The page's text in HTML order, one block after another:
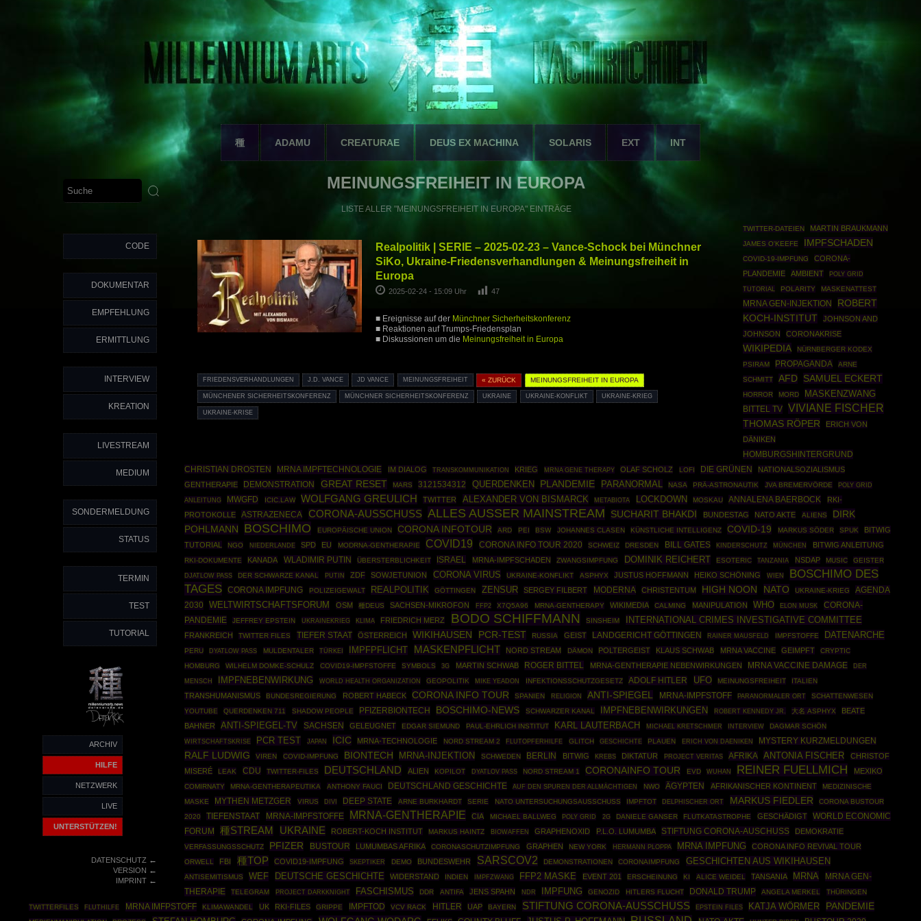
種 ADAMU CREATURAE DEUS EX MACHINA SOLARIS EXT INT
CODE
DOKUMENTAR
EMPFEHLUNG
ERMITTLUNG
INTERVIEW
KREATION
LIVESTREAM
MEDIUM
SONDERMELDUNG
STATUS
TERMIN
TEST
TUTORIAL
ARCHIV
HILFE
NETZWERK
LIVE
UNTERSTÜTZEN!
DATENSCHUTZ←
VERSION ←
IMPRINT←
MEINUNGSFREIHEIT IN EUROPA
LISTE ALLER "MEINUNGSFREIHEIT IN EUROPA" EINTRÄGE
Realpolitik | SERIE – 2025-02-23 – Vance-Schock bei Münchner
SiKo, Ukraine-Friedensverhandlungen & Meinungsfreiheit in
Europa
2025-02-24 - 15:09 Uhr 47
■ Ereignisse auf der Münchner Sicherheitskonferenz
■ Reaktionen auf Trumps-Friedensplan
■ Diskussionen um die Meinungsfreiheit in Europa
FRIEDENSVERHANDLUNGEN J.D. VANCE JD VANCE MEINUNGSFREIHEIT « ZURÜCK MEINUNGSFREIHEIT IN EUROPA
MÜNCHENER SICHERHEITSKONFERENZ MÜNCHNER SICHERHEITSKONFERENZ UKRAINE UKRAINE-KONFLIKT UKRAINE-KRIEG
UKRAINE-KRISE
TWITTER-DATEIEN MARTIN BRAUKMANN
JAMES O'KEEFE IMPFSCHADEN
COVID-19-IMPFUNG
CORONA-
PLANDEMIE
AMBIENT
POLY GRID
TUTORIAL
POLARITY MASKENATTEST
MRNA GEN-INJEKTION
ROBERT
KOCH-INSTITUT
JOHNSON AND
JOHNSON
CORONAKRISE
WIKIPEDIA
NÜRNBERGER KODEX
PSIRAM
PROPAGANDA
ARNE
SCHMITT
AFD SAMUEL ECKERT
HORROR MORD MASKENZWANG
BITTEL TV VIVIANE FISCHER
THOMAS RÖPER
ERICH VON
DÄNIKEN
HOMBURGSHINTERGRUND
CHRISTIAN DROSTEN MRNA IMPFTECHNOLOGIE IM DIALOG TRANSKOMMUNIKATION KRIEG MRNA GENE THERAPY OLAF SCHOLZ LOFI DIE GRÜNEN
NATIONALSOZIALISMUS
GENTHERAPIE
DEMONSTRATION GREAT RESET MARS 3121534312 QUERDENKEN PLANDEMIE PARANORMAL NASA PRÄ-ASTRONAUTIK JVA BREMERVÖRDE
POLY GRID
ANLEITUNG
MWGFD ICIC.LAW WOLFGANG GREULICH TWITTER ALEXANDER VON BISMARCK METABIOTA LOCKDOWN MOSKAU ANNALENA BAERBOCK
RKI-
PROTOKOLLE
ASTRAZENECA CORONA-AUSSCHUSS ALLES AUSSER MAINSTREAM SUCHARIT BHAKDI BUNDESTAG NATO AKTE ALIENS
DIRK
POHLMANN
BOSCHIMO EUROPÄISCHE UNION CORONA INFOTOUR ARD PEI BSW JOHANNES CLASEN KÜNSTLICHE INTELLIGENZ COVID-19 MARKUS SÖDER SPUK
BITWIG
TUTORIAL
NGO NIEDERLANDE SPD EU MODRNA-GENTHERAPIE COVID19 CORONA INFO TOUR 2020 SCHWEIZ DRESDEN BILL GATES KINDERSCHUTZ MÜNCHEN BITWIG ANLEITUNG
RKI-DOKUMENTE KANADA WLADIMIR PUTIN ÜBERSTERBLICHKEIT ISRAEL MRNA-IMPFSCHADEN ZWANGSIMPFUNG DOMINIK REICHERT ESOTERIC TANZANIA NSDAP MUSIC GEISTER
DJATLOW PASS DER SCHWARZE KANAL PUTIN ZDF SOWJETUNION CORONA VIRUS UKRAINE-KONFLIKT ASPHYX JUSTUS HOFFMANN HEIKO SCHÖNING WIEN
BOSCHIMO DES
TAGES
CORONA IMPFUNG POLIZEIGEWALT REALPOLITIK GÖTTINGEN ZENSUR SERGEY FILBERT MODERNA CHRISTENTUM HIGH NOON NATO UKRAINE-KRIEG
AGENDA
2030
WELTWIRTSCHAFTSFORUM OSM 種DEUS SACHSEN-MIKROFON FFP2 X7Q5A96 MRNA-GENTHERAPY WIKIMEDIA CALMING MANIPULATION WHO ELON MUSK
CORONA-
PANDEMIE
JEFFREY EPSTEIN UKRAINEKRIEG KLIMA FRIEDRICH MERZ BODO SCHIFFMANN SINSHEIM INTERNATIONAL CRIMES INVESTIGATIVE COMMITTEE
FRANKREICH TWITTER FILES TIEFER STAAT ÖSTERREICH WIKIHAUSEN PCR-TEST RUSSIA GEIST LANDGERICHT GÖTTINGEN RAINER MAUSFELD IMPFSTOFFE DATENARCHE
PERU DYATLOW PASS MULDENTALER TÜRKEI IMPFPFLICHT MASKENPFLICHT NORD STREAM DÄMON POLTERGEIST KLAUS SCHWAB MRNA VACCINE GEIMPFT
CRYPTIC
HOMBURG
WILHELM DOMKE-SCHULZ COVID19-IMPFSTOFFE SYMBOLS 3G MARTIN SCHWAB ROGER BITTEL MRNA-GENTHERAPIE NEBENWIRKUNGEN MRNA VACCINE DAMAGE DER
MENSCH IMPFNEBENWIRKUNG WORLD HEALTH ORGANIZATION GEOPOLITIK MIKE YEADON INFEKTIONSSCHUTZGESETZ ADOLF HITLER UFO MEINUNGSFREIHEIT ITALIEN
TRANSHUMANISMUS BUNDESREGIERUNG ROBERT HABECK CORONA INFO TOUR SPANIEN RELIGION ANTI-SPIEGEL MRNA-IMPFSTOFF PARANORMALER ORT
SCHATTENWESEN
YOUTUBE
QUERDENKEN 711 SHADOW PEOPLE PFIZERBIONTECH BOSCHIMO-NEWS SCHWARZER KANAL IMPFNEBENWIRKUNGEN ROBERT KENNEDY JR. 大名 ASPHYX
BEATE
BAHNER
ANTI-SPIEGEL-TV SACHSEN GELEUGNET EDGAR SIEMUND PAUL-EHRLICH INSTITUT KARL LAUTERBACH MICHAEL KRETSCHMER INTERVIEW
DAGMAR SCHÖN
WIRTSCHAFTSKRISE
PCR TEST JAPAN ICIC MRNA-TECHNOLOGIE NORD STREAM 2 FLUTOPFERHILFE GLITCH GESCHICHTE PLAUEN ERICH VON DAENIKEN MYSTERY KURZMELDUNGEN
RALF LUDWIG VIREN COVID-IMPFUNG BIONTECH MRNA-INJEKTION SCHWEDEN BERLIN BITWIG KREBS DIKTATUR PROJECT VERITAS AFRIKA ANTONIA FISCHER
CHRISTOF
MISERÉ
LEAK CDU TWITTER-FILES DEUTSCHLAND ALIEN KOPILOT DYATLOV PASS NORD STREAM 1 CORONAINFO TOUR EVD WUHAN REINER FUELLMICH MEXIKO
COMIRNATY MRNA-GENTHERAPEUTIKA ANTHONY FAUCI DEUTSCHLAND GESCHICHTE AUF DEN SPUREN DER ALLMÄCHTIGEN NWO ÄGYPTEN AFRIKANISCHER KONTINENT
MEDIZINISCHE
MASKE
MYTHEN METZGER VIRUS DIVI DEEP STATE ARNE BURKHARDT SERIE NATO UNTERSUCHUNGSAUSSCHUSS IMPFTOT DELPHISCHER ORT MARKUS FIEDLER
CORONA BUSTOUR
2020
TIEFENSTAAT MRNA-IMPFSTOFFE MRNA-GENTHERAPIE CIA MICHAEL BALLWEG POLY GRID 2G DANIELE GANSER FLUTKATASTROPHE GESCHÄDIGT
WORLD ECONOMIC
FORUM
種STREAM UKRAINE ROBERT-KOCH INSTITUT MARKUS HAINTZ BIOWAFFEN GRAPHENOXID P.L.O. LUMUMBA STIFTUNG CORONA-AUSCHUSS DEMOKRATIE
VERFASSUNGSSCHUTZ PFIZER BUSTOUR LUMUMBAS AFRIKA CORONASCHUTZIMPFUNG GRAPHEN NEW YORK HERMANN PLOPPA MRNA IMPFUNG CORONA INFO REVIVAL TOUR
ORWELL FBI 種TOP COVID19-IMPFUNG SKEPTIKER DEMO BUNDESWEHR SARSCOV2 DEMONSTRATIONEN CORONAIMPFUNG GESCHICHTEN AUS WIKIHAUSEN
ANTISEMITISMUS WEF DEUTSCHE GESCHICHTE WIDERSTAND INDIEN IMPFZWANG FFP2 MASKE EVENT 201 ERSCHEINUNG KI ALICE WEIDEL TANSANIA MRNA
MRNA GEN-
THERAPIE
TELEGRAM PROJECT DARKKNIGHT FASCHISMUS DDR ANTIFA JENS SPAHN NDR IMPFUNG GENOZID HITLERS FLUCHT DONALD TRUMP ANGELA MERKEL
THÜRINGEN
TWITTERFILES
FLUTHILFE MRNA IMFPSTOFF KLIMAWANDEL UK RKI-FILES GRIPPE IMPFTOD VCV RACK HITLER UAP BAYERN STIFTUNG CORONA-AUSSCHUSS EPSTEIN FILES KATJA WÖRMER PANDEMIE